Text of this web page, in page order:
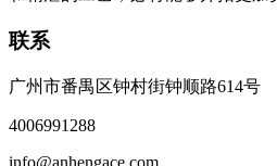
联系
广州市番禺区钟村街钟顺路614号
4006991288
info@anhengace.com